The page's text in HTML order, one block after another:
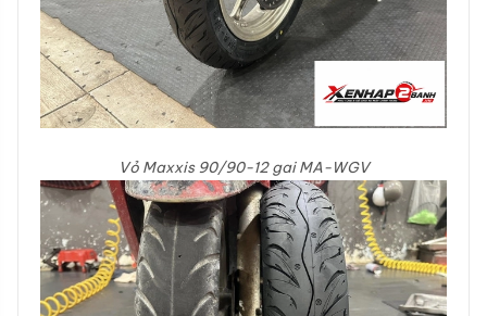
Vỏ Maxxis 90/90-12 gai MA-WGV